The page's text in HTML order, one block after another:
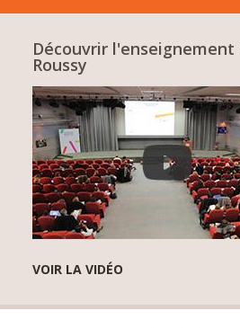
Découvrir l'enseignement
Roussy
VOIR LA VIDÉO